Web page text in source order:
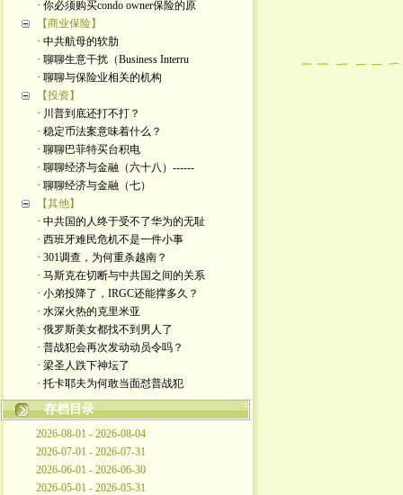
· 你必须购买condo owner保险的原
【商业保险】
· 中共航母的软肋
· 聊聊生意干扰（Business Interru
· 聊聊与保险业相关的机构
【投资】
· 川普到底还打不打？
· 稳定币法案意味着什么？
· 聊聊巴菲特买台积电
· 聊聊经济与金融（六十八）------
· 聊聊经济与金融（七）
【其他】
· 中共国的人终于受不了华为的无耻
· 西班牙难民危机不是一件小事
· 301调查，为何重杀越南？
· 马斯克在切断与中共国之间的关系
· 小弟投降了，IRGC还能撑多久？
· 水深火热的克里米亚
· 俄罗斯美女都找不到男人了
· 普战犯会再次发动动员令吗？
· 梁圣人跌下神坛了
· 托卡耶夫为何敢当面怼普战犯
存档目录
2026-08-01 - 2026-08-04
2026-07-01 - 2026-07-31
2026-06-01 - 2026-06-30
2026-05-01 - 2026-05-31